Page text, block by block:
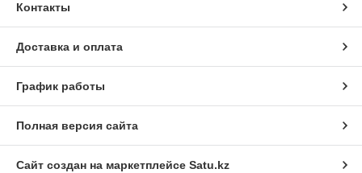
Контакты
Доставка и оплата
График работы
Полная версия сайта
Сайт создан на маркетплейсе Satu.kz